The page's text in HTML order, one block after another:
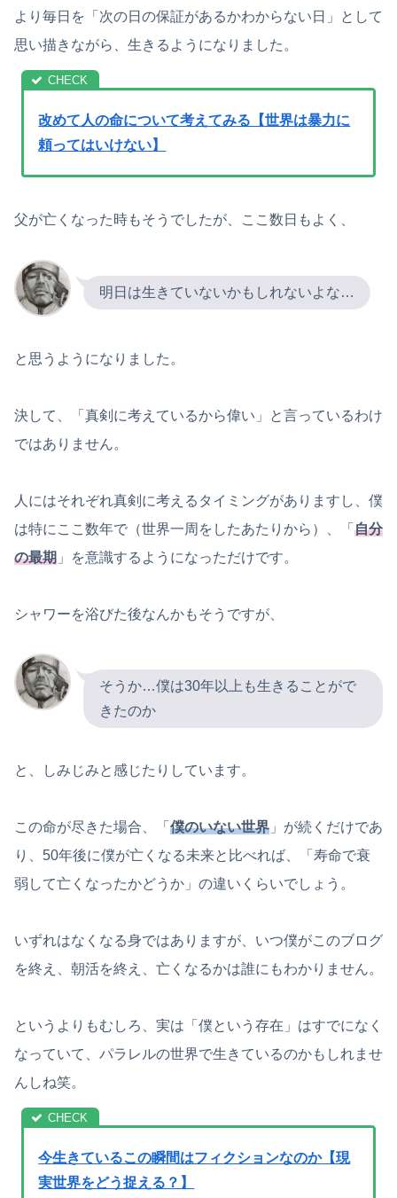
より毎日を「次の日の保証があるかわからない日」として
思い描きながら、生きるようになりました。
改めて人の命について考えてみる【世界は暴力に
頼ってはいけない】
父が亡くなった時もそうでしたが、ここ数日もよく、
明日は生きていないかもしれないよな…
と思うようになりました。
決して、「真剣に考えているから偉い」と言っているわけ
ではありません。
人にはそれぞれ真剣に考えるタイミングがありますし、僕
は特にここ数年で（世界一周をしたあたりから）、「 自分
の最期 」を意識するようになっただけです。
シャワーを浴びた後なんかもそうですが、
そうか…僕は30年以上も生きることがで
きたのか
と、しみじみと感じたりしています。
この命が尽きた場合、「 僕のいない世界 」が続くだけであ
り、50年後に僕が亡くなる未来と比べれば、「寿命で衰
弱して亡くなったかどうか」の違いくらいでしょう。
いずれはなくなる身ではありますが、いつ僕がこのブログ
を終え、朝活を終え、亡くなるかは誰にもわかりません。
というよりもむしろ、実は「僕という存在」はすでになく
なっていて、パラレルの世界で生きているのかもしれませ
んしね笑。
今生きているこの瞬間はフィクションなのか【現
実世界をどう捉える？】